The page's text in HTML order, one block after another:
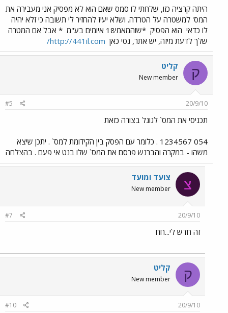
היתה קרציה כזו, שלחתי לו סמס שאם הוא לא מפסיק אני מעבירה את
המס' למשטרה על הטרדה. ושלא יעיז להחזיר לי תשובה כי זלא יהיה
לו כדאי הוא הפסיק *שוהמאמי18 איומים בע"מ
* אבל אם המטרה
שלך לדעת מיזה, יש אתר, נסי כאן http://441il.com/
ק קליט
New member
20/9/10
#5
תכניסי את המס` לגוגל בצורה כזאת
054‏ ‏1234567 . כלומר עם הפסק בין הקידומת למס` . יתכן שיצא
משהו - במקרה והברנש פרסם את המס` שלו בנט אי פעם . בהצלחה
צ צועד ומועד
New member
20/9/10
#7
זה חדש לי...חח
ק קליט
New member
20/9/10
#10